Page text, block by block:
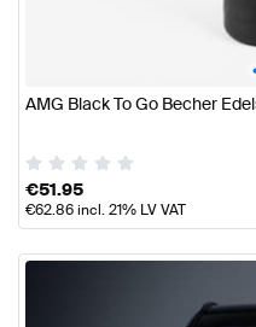
AMG Black To Go Becher
€51.95
€62.86incl. 21% LV VAT